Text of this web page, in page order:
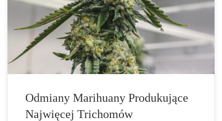
trichomów, jeśli wybierzesz odpowiednią odmianę. Istnieje zbyt
wiele odmian, które zawierają dużo żywicy, ale tutaj podzielimy
się tylko kilkoma z nich! Najlepsze odmiany marihuany z dużą
ilością trichomów 1. G13. Jeśli masz ochotę […]
Odmiany Marihuany Produkujące
Najwięcej Trichomów